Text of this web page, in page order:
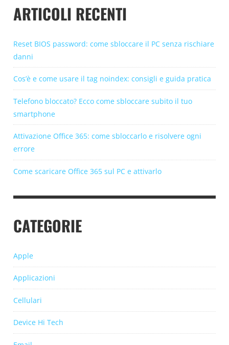
ARTICOLI RECENTI
Reset BIOS password: come sbloccare il PC senza rischiare
danni
Cos’è e come usare il tag noindex: consigli e guida pratica
Telefono bloccato? Ecco come sbloccare subito il tuo
smartphone
Attivazione Office 365: come sbloccarlo e risolvere ogni
errore
Come scaricare Office 365 sul PC e attivarlo
CATEGORIE
Apple
Applicazioni
Cellulari
Device Hi Tech